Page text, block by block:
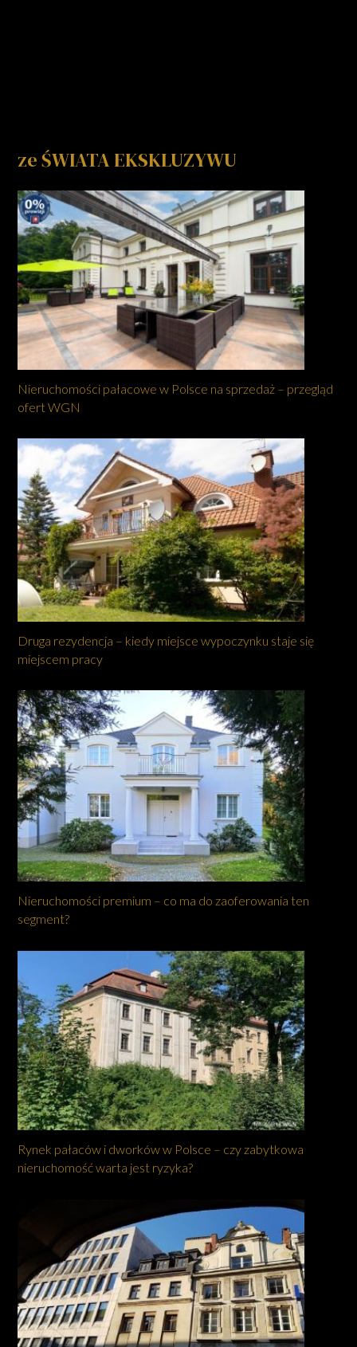
ze ŚWIATA EKSKLUZYWU
Nieruchomości pałacowe w Polsce na sprzedaż – przegląd
ofert WGN
Druga rezydencja – kiedy miejsce wypoczynku staje się
miejscem pracy
Nieruchomości premium – co ma do zaoferowania ten
segment?
Rynek pałaców i dworków w Polsce – czy zabytkowa
nieruchomość warta jest ryzyka?